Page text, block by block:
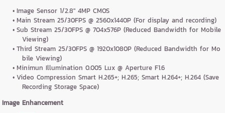
Image Sensor 1/2.8" 4MP CMOS
Main Stream 25/30FPS @ 2560x1440P (For display and recording)
Sub Stream 25/30FPS @ 704x576P (Reduced Bandwidth for Mobile
Viewing)
Third Stream 25/30FPS @ 1920x1080P (Reduced Bandwidth for Mo
bile Viewing)
Minimun Illumination 0.005 Lux @ Aperture F1.6
Video Compression Smart H.265+; H.265; Smart H.264+; H.264 (Save
Recording Storage Space)
Image Enhancement